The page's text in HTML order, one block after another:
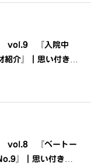
］ vol.9 『入院中
紹介』｜思い付きが
］ vol.8 『ベートー
』｜思い付きが